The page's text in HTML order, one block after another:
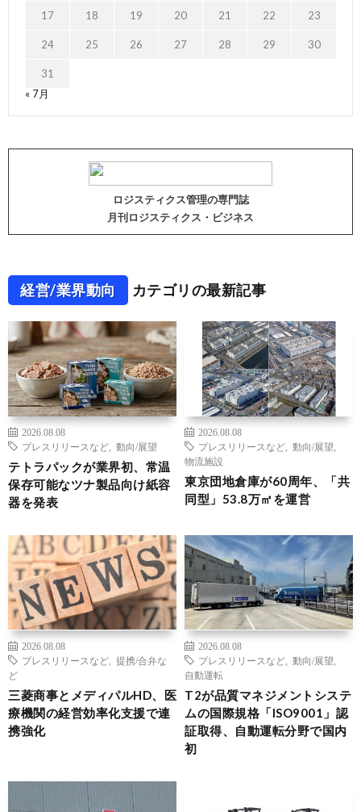
17 18 19 20 21 22 23
24 25 26 27 28 29 30
31
« 7月
ロジスティクス管理の専門誌
月刊ロジスティクス・ビジネス
経営/業界動向 カテゴリの最新記事
2026.08.08
プレスリリースなど
動向/展望
テトラパックが業界初、常温
保存可能なツナ製品向け紙容
器を発表
2026.08.08
プレスリリースなど
動向/展望
物流施設
東京団地倉庫が60周年、「共
同型」53.8万㎡を運営
2026.08.08
プレスリリースなど
提携/合弁な
ど
三菱商事とメディパルHD、医
療機関の経営効率化支援で連
携強化
2026.08.08
プレスリリースなど
動向/展望
自動運転
T2が品質マネジメントシステ
ムの国際規格「ISO9001」認
証取得、自動運転分野で国内
初